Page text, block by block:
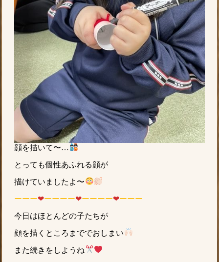
顔を描いて〜…
とっても個性あふれる顔が
描けていましたよ〜
ーーー❤︎ーーーー❤︎ーーーー❤︎ーーー
今日はほとんどの子たちが
顔を描くところまででおしまい
また続きをしようね